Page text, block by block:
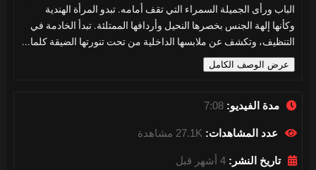
secondsالباب ورأى الجميلة السمراء التي تقف أمامه. تبدو المرأة الهندية
وكأنها إلهة الجنس بخصرها النحيل وأردافها الممتلئة. تبدأ الخادمة في
التنظيف، وتكشف عن ملابسها الداخلية من تحت تنورتها الضيقة كلما...
عرض الوصف الكامل
مدة الفيديو: 7:08
عدد المشاهدات: 27.1K مشاهدة
تاريخ النشر: 4 أشهر قبل